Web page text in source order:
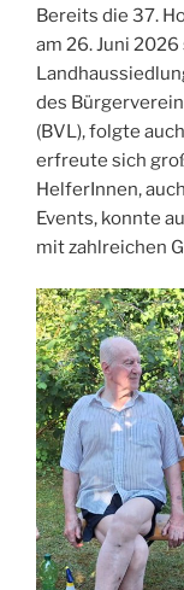
Bereits die 37.
am 26. Juni
des
(BVL), folgte
erfreute sich
HelferInnen,
Events, konnte
mit zahlreichen